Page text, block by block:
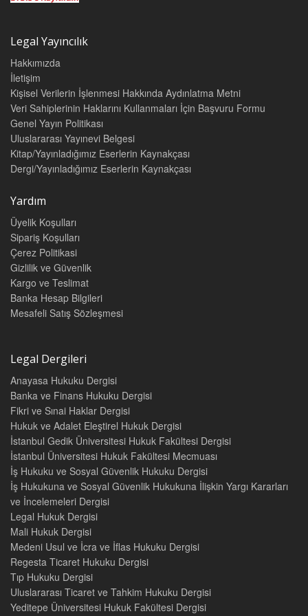
E. Özel durumlar
I. Kiralananda yenilikve değişiklik yapılması
1. Kiraya verentarafından
2. Kiralananda yenilik ve değişiklik yapılması
II. Alt kira ve kullanım hakkınındevri
III. Kira ilişkisinin (sözleşmesinin)devri
IV. Kiralananın kullanılmaması
V. Takastan feragat yasağı
F.Sözleşmenin sona ermesi
I. Sürenin geçmesi
II. Belirsiz süreli kira sözleşmelerinde fesih bildirimi
1. Genel olarak
3. Taşınır kiralarında fesih bildirimi
III. Olağanüstü fesih
1. Önemli sebepler
2. Kiracının iflası
3.Kiracının ölümü
G. Kiralananın geri verilmesi
I. Genel olarak
II. Kiralananın gözden geçirilmesive kiracıya bildirme
H. Kiraya verenin hapis hakkı
I.Konusu
II. Üçüncü kişilere ait olan eşya
III. Kiraya verenin alıkoyma hakkı,hakkın kullanılması
(CİLT II)
Legal Yayıncılık
Hakkımızda
İletişim
Kişisel Verilerin İşlenmesi Hakkında Aydınlatma Metni
Veri Sahiplerinin Haklarını Kullanmaları İçin Başvuru Formu
Genel Yayın Politikası
Uluslararası Yayınevi Belgesi
Kitap/Yayınladığımız Eserlerin Kaynakçası
Dergi/Yayınladığımız Eserlerin Kaynakçası
Yardım
Üyelik Koşulları
Sipariş Koşulları
Çerez Politikasi
Gizlilik ve Güvenlik
Kargo ve Teslimat
Banka Hesap Bilgileri
Mesafeli Satış Sözleşmesi
Legal Dergileri
Anayasa Hukuku Dergisi
Banka ve Finans Hukuku Dergisi
Fikri ve Sınai Haklar Dergisi
Hukuk ve Adalet Eleştirel Hukuk Dergisi
İstanbul Gedik Üniversitesi Hukuk Fakültesi Dergisi
İstanbul Üniversitesi Hukuk Fakültesi Mecmuası
İş Hukuku ve Sosyal Güvenlik Hukuku Dergisi
İş Hukukuna ve Sosyal Güvenlik Hukukuna İlişkin Yargı Kararları
ve İncelemeleri Dergisi
Legal Hukuk Dergisi
Mali Hukuk Dergisi
Medeni Usul ve İcra ve İflas Hukuku Dergisi
Regesta Ticaret Hukuku Dergisi
Tıp Hukuku Dergisi
Uluslararası Ticaret ve Tahkim Hukuku Dergisi
Yeditepe Üniversitesi Hukuk Fakültesi Dergisi